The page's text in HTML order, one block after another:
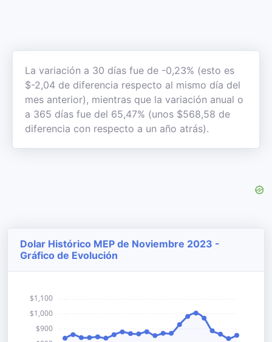
La variación a 30 días fue de -0,23% (esto es
$-2,04 de diferencia respecto al mismo día del
mes anterior), mientras que la variación anual o
a 365 días fue del 65,47% (unos $568,58 de
diferencia con respecto a un año atrás).
Dolar Histórico MEP de Noviembre 2023 -
Gráfico de Evolución